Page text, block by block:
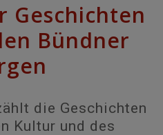
Geschichten
Bündner
die Geschichten
Kultur und des